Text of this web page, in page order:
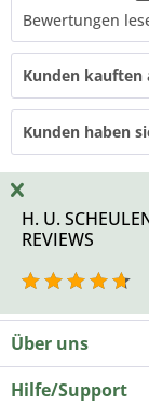
Bewertungen
Kunden kauften
Kunden haben
H. U.
REVIEWS
Über uns
Hilfe/Support